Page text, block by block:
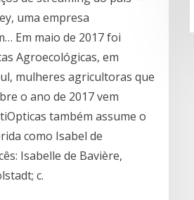
uma empresa
Em maio de 2017 foi
Agroecológicas, em
mulheres agricultoras que
o ano de 2017 vem
também assume o
como Isabel de
Isabelle de Bavière,
c.